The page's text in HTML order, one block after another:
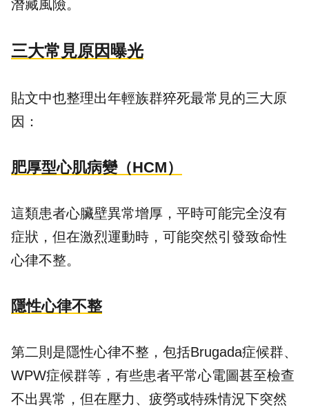
潛藏風險。
三大常見原因曝光
貼文中也整理出年輕族群猝死最常見的三大原
因：
肥厚型心肌病變（HCM）
這類患者心臟壁異常增厚，平時可能完全沒有
症狀，但在激烈運動時，可能突然引發致命性
心律不整。
隱性心律不整
第二則是隱性心律不整，包括Brugada症候群、
WPW症候群等，有些患者平常心電圖甚至檢查
不出異常，但在壓力、疲勞或特殊情況下突然